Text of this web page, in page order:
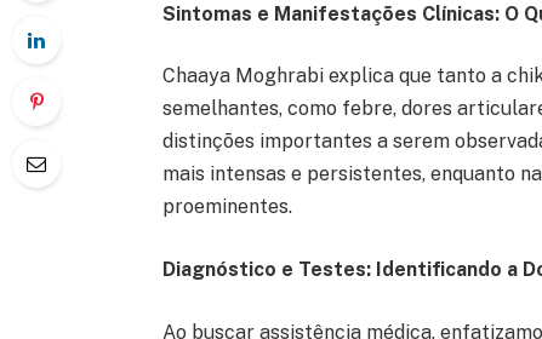
Sintomas e Manifestações Clínicas: O
Chaaya Moghrabi explica que tanto a
semelhantes, como febre, dores
distinções importantes a serem
mais intensas e persistentes, enquanto
proeminentes.
Diagnóstico e Testes: Identificando a
Ao buscar assistência médica,